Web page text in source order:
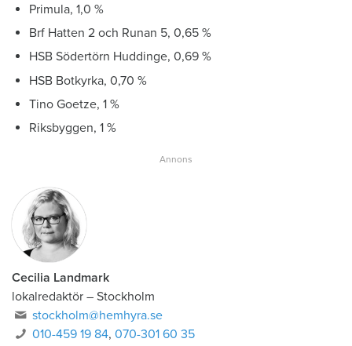
Primula, 1,0 %
Brf Hatten 2 och Runan 5, 0,65 %
HSB Södertörn Huddinge, 0,69 %
HSB Botkyrka, 0,70 %
Tino Goetze, 1 %
Riksbyggen, 1 %
Cecilia Landmark
lokalredaktör – Stockholm
stockholm@hemhyra.se
010-459 19 84,070-301 60 35